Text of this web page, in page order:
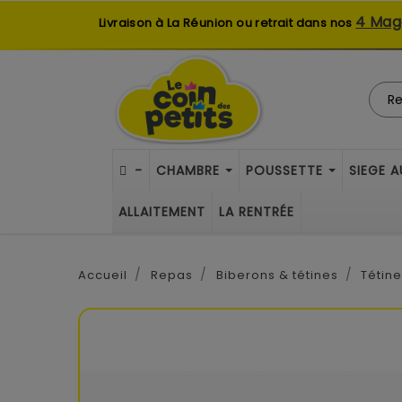
Livraison à La Réunion ou retrait dans nos 4
- CHAMBRE POUSSETTE SIEGE
ALLAITEMENT LA RENTRÉE
Accueil Repas Biberons & tétines